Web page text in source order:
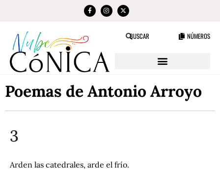
BUSCAR NÚMEROS
Poemas de Antonio Arroyo
3
Arden las catedrales, arde el frío.